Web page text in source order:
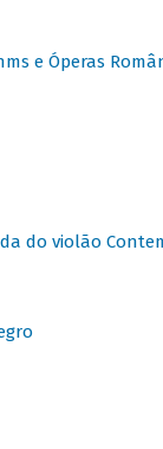
e Óperas
do violão